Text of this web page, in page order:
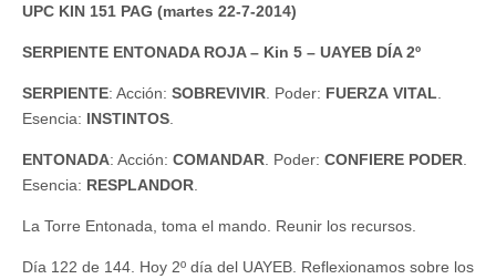
UPC KIN 151 PAG (martes 22-7-2014)
SERPIENTE ENTONADA ROJA – Kin 5 – UAYEB DÍA 2º
SERPIENTE: Acción: SOBREVIVIR . Poder: FUERZA VITAL
Esencia: INSTINTOS
ENTONADA: Acción: COMANDAR . Poder: CONFIERE PODER
Esencia: RESPLANDOR
La Torre Entonada, toma el mando. Reunir los recursos.
Día 122 de 144. Hoy 2º día del UAYEB. Reflexionamos sobre los